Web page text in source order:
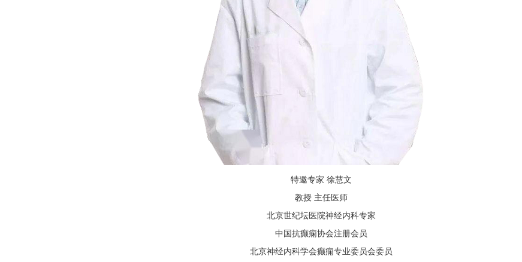
特邀专家 徐慧文
教授 主任医师
北京世纪坛医院神经内科专家
中国抗癫痫协会注册会员
北京神经内科学会癫痫专业委员会委员